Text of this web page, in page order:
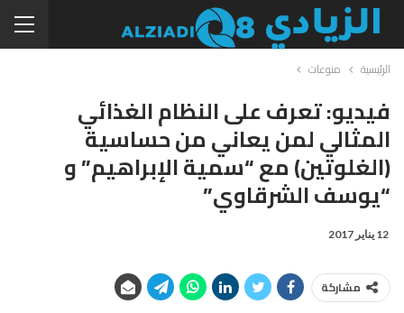
الرئيسية منوعات
فيديو: تعرف على النظام الغذائي
المثالي لمن يعاني من حساسية
(الغلوتين) مع “سمية الإبراهيم” و
“يوسف الشرقاوي”
12 يناير 2017
مشاركة